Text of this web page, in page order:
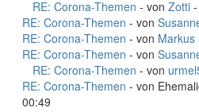
RE: Corona-Themen - von Zotti
RE: Corona-Themen - von
RE: Corona-Themen - von Markus
RE: Corona-Themen - von
RE: Corona-Themen - von
RE: Corona-Themen - von
00:49